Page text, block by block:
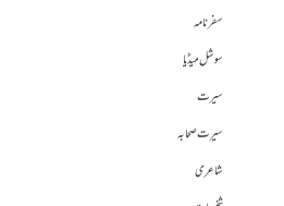
سفرنامہ
سوشل میڈیا
سیرت
سیرت صحابہ
شاعری